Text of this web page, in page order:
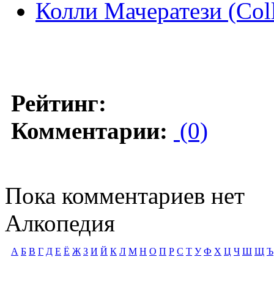
Колли Мачератези
Рейтинг:
Комментарии: (0)
Пока комментариев нет
Алкопедия
А Б В Г Д Е Ё Ж З И Й К Л М Н О П Р С Т У Ф Х Ц Ч Ш Щ Ъ